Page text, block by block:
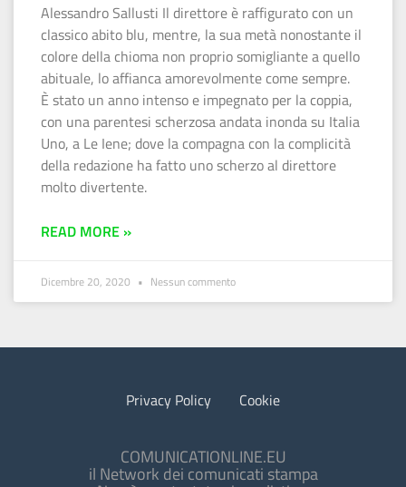
Alessandro Sallusti Il direttore è raffigurato con un
classico abito blu, mentre, la sua metà nonostante il
colore della chioma non proprio somigliante a quello
abituale, lo affianca amorevolmente come sempre.
È stato un anno intenso e impegnato per la coppia,
con una parentesi scherzosa andata inonda su Italia
Uno, a Le Iene; dove la compagna con la complicità
della redazione ha fatto uno scherzo al direttore
molto divertente.
READ MORE »
Dicembre 20, 2020 Nessun commento
Privacy Policy Cookie
COMUNICATIONLINE.EU
il Network dei comunicati stampa